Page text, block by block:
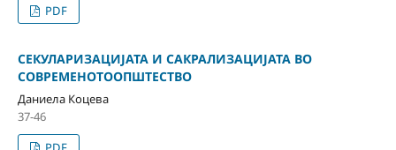
PDF
СЕКУЛАРИЗАЦИЈАТА И САКРАЛИЗАЦИЈАТА ВО
СОВРЕМЕНОТОOПШТЕСТВО
Даниела Коцева
37-46